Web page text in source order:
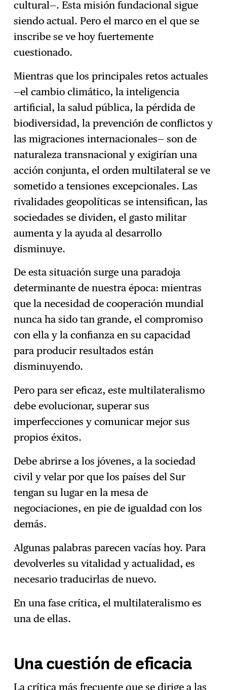
cultural—. Esta misión fundacional sigue
siendo actual. Pero el marco en el que se
inscribe se ve hoy fuertemente
cuestionado.
Mientras que los principales retos actuales
—el cambio climático, la inteligencia
artificial, la salud pública, la pérdida de
biodiversidad, la prevención de conflictos y
las migraciones internacionales— son de
naturaleza transnacional y exigirían una
acción conjunta, el orden multilateral se ve
sometido a tensiones excepcionales. Las
rivalidades geopolíticas se intensifican, las
sociedades se dividen, el gasto militar
aumenta y la ayuda al desarrollo
disminuye.
De esta situación surge una paradoja
determinante de nuestra época: mientras
que la necesidad de cooperación mundial
nunca ha sido tan grande, el compromiso
con ella y la confianza en su capacidad
para producir resultados están
disminuyendo.
Pero para ser eficaz, este multilateralismo
debe evolucionar, superar sus
imperfecciones y comunicar mejor sus
propios éxitos.
Debe abrirse a los jóvenes, a la sociedad
civil y velar por que los países del Sur
tengan su lugar en la mesa de
negociaciones, en pie de igualdad con los
demás.
Algunas palabras parecen vacías hoy. Para
devolverles su vitalidad y actualidad, es
necesario traducirlas de nuevo.
En una fase crítica, el multilateralismo es
una de ellas.
Una cuestión de eficacia
La crítica más frecuente que se dirige a las